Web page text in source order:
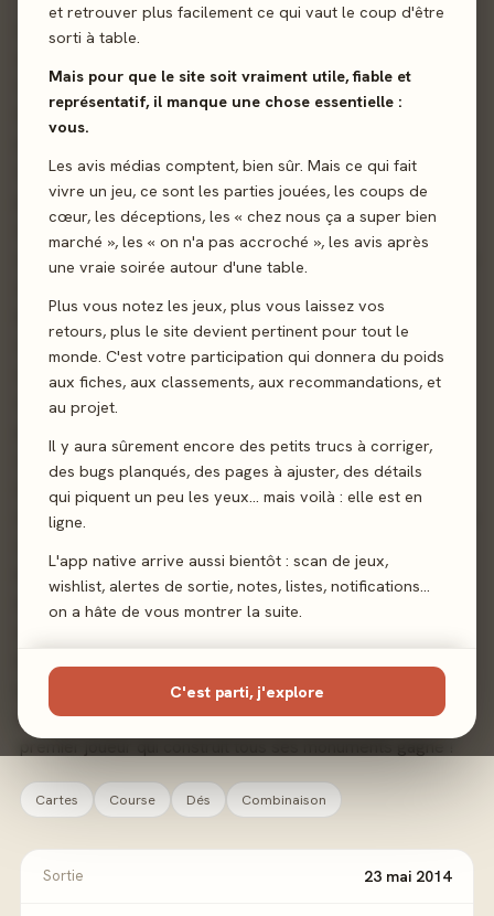
et retrouver plus facilement ce qui vaut le coup d'être
sorti à table.
Mais pour que le site soit vraiment utile, fiable et
représentatif, il manque une chose essentielle :
vous.
Les avis médias comptent, bien sûr. Mais ce qui fait
vivre un jeu, ce sont les parties jouées, les coups de
cœur, les déceptions, les « chez nous ça a super bien
marché », les « on n'a pas accroché », les avis après
une vraie soirée autour d'une table.
Plus vous notez les jeux, plus vous laissez vos
retours, plus le site devient pertinent pour tout le
monde. C'est votre participation qui donnera du poids
aux fiches, aux classements, aux recommandations, et
au projet.
Il y aura sûrement encore des petits trucs à corriger,
des bugs planqués, des pages à ajuster, des détails
qui piquent un peu les yeux… mais voilà : elle est en
ligne.
L'app native arrive aussi bientôt : scan de jeux,
wishlist, alertes de sortie, notes, listes, notifications…
on a hâte de vous montrer la suite.
C'est parti, j'explore
Le petit jeu de cartes qui vous fait construire une ville en
Vous venez d'être élu maire. Félicitations !
Malheureusement, les citoyens ont des demandes assez
fromageries et peut-être même une tour de radio. Une
proposition difficile car la ville se compose actuellement
d'un champ de blé, d'une boulangerie et d'un seul dé. Armé
seulement de votre fidèle dé et d'un rêve, vous devez faire
besoin de collecter les revenus des développements, de
construire des bâtiments publics et de voler dans les
coffres de vos voisins. Assurez-vous simplement qu'ils ne
vous font pas la même chose ! Minivilles est un jeu rapide
selon ses propres termes afin d'achever tous les
monuments en construction plus rapidement que ses
rivaux. A leur tour, chaque joueur lance un ou deux dés. Si la
bâtiment qu'un joueur possède, il obtient l'effet de ce
bâtiment ; dans certains cas, les adversaires bénéficieront
joueur peut construire un monument ou un nouveau
bâtiment, idéalement enrichissant sa ville à l'avenir. Le
Cartes Course Dés Combinaison
Sortie 23 mai 2014